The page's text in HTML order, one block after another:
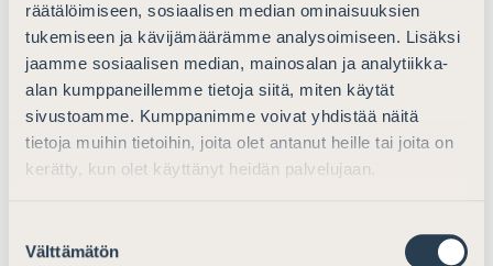
räätälöimiseen, sosiaalisen median ominaisuuksien
tukemiseen ja kävijämäärämme analysoimiseen. Lisäksi
jaamme sosiaalisen median, mainosalan ja analytiikka-
alan kumppaneillemme tietoja siitä, miten käytät
sivustoamme. Kumppanimme voivat yhdistää näitä
tietoja muihin tietoihin, joita olet antanut heille tai joita on
kerätty, kun olet käyttänyt heidän palvelujaan.
valinta
Välttämätön
massiivinen prosessi voidaan joko välttää tai ainakin
saada päätökseen mahdollisimman pian.
Asianajajaliitolla on erittäin positiivisia kokemuksia
kahden (eri jäsenvaltiossa olevan) puolustajan
järjestelmästä, ja sillä voi olla merkittävä vaikutus myös
kustannuksiin niitä alentavasti. Tämän vuoksi
perusteluihin tämä kirjataan siten, että puolustajan
määrääminen myös Suomen ollessa EAW:n antava